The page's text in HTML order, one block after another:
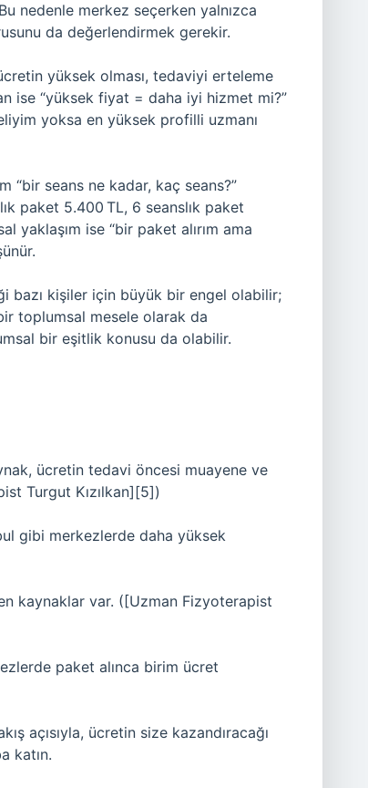
nedenle merkez seçerken yalnızca
da değerlendirmek gerekir.
yüksek olması, tedaviyi erteleme
ise “yüksek fiyat = daha iyi hizmet mi?”
yoksa en yüksek profilli uzmanı
“bir seans ne kadar, kaç seans?”
paket 5.400 TL, 6 seanslık paket
yaklaşım ise “bir paket alırım ama
bazı kişiler için büyük bir engel olabilir;
toplumsal mesele olarak da
bir eşitlik konusu da olabilir.
ücretin tedavi öncesi muayene ve
Turgut Kızılkan][5])
gibi merkezlerde daha yüksek
kaynaklar var. ([Uzman Fizyoterapist
paket alınca birim ücret
açısıyla, ücretin size kazandıracağı
katın.